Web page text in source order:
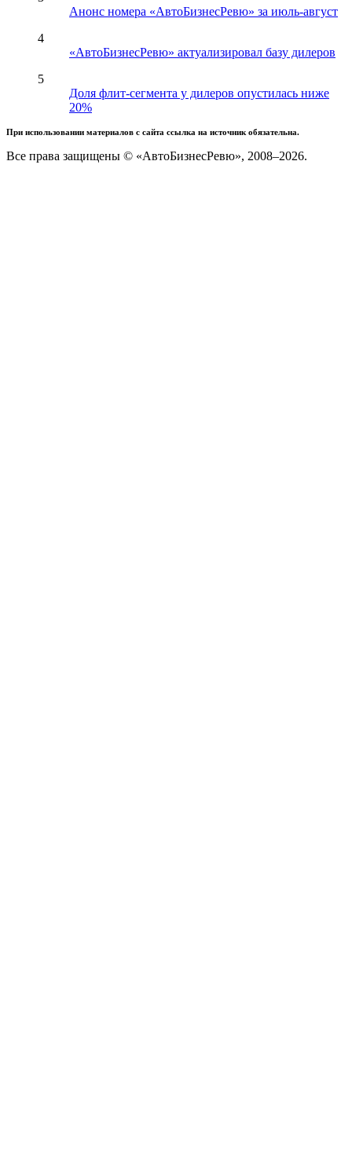
Анонс номера «АвтоБизнесРевю» за июль-август
4
«АвтоБизнесРевю» актуализировал базу дилеров
5
Доля флит-сегмента у дилеров опустилась ниже
20%
При использовании материалов с сайта ссылка на источник обязательна.
Все права защищены © «АвтоБизнесРевю», 2008–2026.